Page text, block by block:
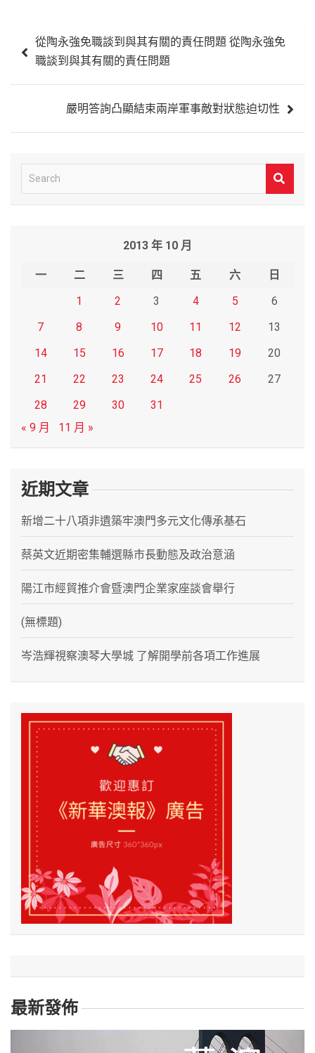
章 從陶永強免職談到與其有關的責任問題 從陶永強免
職談到與其有關的責任問題
嚴明答詢凸顯結束兩岸軍事敵對狀態迫切性
e
2013 年 10 月
一 二 三 四 五 六
日
1
2 3 4 5
6
7
8 9 10 11 12
13
14
15 16 17 18 19
20
21
22 23 24 25 26
27
28
29 30
31
« 9 月
11 月 »
近期文章
新增二十八項非遺築牢澳門多元文化傳承基石
蔡英文近期密集輔選縣市長動態及政治意涵
陽江市經貿推介會暨澳門企業家座談會舉行
(無標題)
岑浩輝視察澳琴大學城 了解開學前各項工作進展
最新發佈